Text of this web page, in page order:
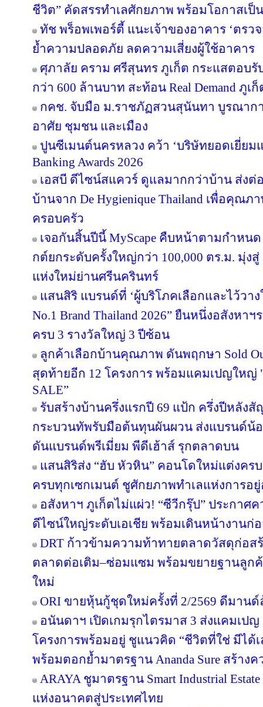
ชีวิต” คัดสรรทำเลศักยภาพ พร้อมโอกาสเป็
ทัช พร็อพเพอร์ตี้ แนะเจ้าของอาคาร ‘ตร
ย้ำความปลอดภัย ลดความเสี่ยงผู้ใช้อาคาร
ศุภาลัย คราม ศรีสุนทร ภูเก็ต กระแสตอบรั
กว่า 600 ล้านบาท สะท้อน Real Demand ภูเ
กคช. จับมือ ม.ราชภัฏสวนสุนันทา บูรณา
อาศัย ชุมชน และเมือง
ปูนซีเมนต์นครหลวง คว้า ‘บริษัทยอดเยี่ยมแ
Banking Awards 2026
เอสบี ดีไซน์สแควร์ ดูแลมากกว่าบ้าน ส่ง
บ้านจาก De Hygienique Thailand เพื่อคุณ
ครอบครัว
เจอกันสิ้นปีนี้ MyScape คืบหน้าตามกำหน
กต์ยกระดับครั้งใหญ่กว่า 100,000 ตร.ม. มุ่งสู่
แห่งใหม่ย่านศรีนครินทร์
แสนสิริ แบรนด์ที่ ‘ผู้บริโภคเลือกและไว้วาง
No.1 Brand Thailand 2026” ยืนหนึ่งอสังหา
ครบ 3 รางวัลใหญ่ 3 ปีซ้อน
ลูกค้าเลือกบ้านคุณภาพ ดันพฤกษา Sold
สุดท้ายอีก 12 โครงการ พร้อมแคมเปญใหญ่
SALE”
รับสร้างบ้านครึ่งแรกปี 69 แป้ก ครึ่งปีหลั
กระบวนทัพรับมือต้นทุนผันผวน ส่งแบรนด์น้
ดันแบรนด์พรีเมี่ยม พีดีเฮ้าส์ รุกตลาดบน
แสนสิริส่ง “ฮับ หัวหิน” คอนโดใหม่แต่งคร
ครบทุกเซกเมนต์ ชูศักยภาพทำเลแห่งการอ
อสังหาฯ ภูเก็ตไม่แผ่ว! “ซีวีกรุ๊ป” ประกาศค
ดีไซน์ใหญ่ระดับเอเชีย พร้อมเดินหน้างานก่อ
DRT ก้าวข้ามความท้าทายตลาดวัสดุก่อสร้
ตลาดต่อเติม–ซ่อมแซม พร้อมขยายฐานลูก
ใหม่
ORI ขายหุ้นกู้ชุดใหม่ครั้งที่ 2/2569 ดีมาน
อนันดาฯ เปิดเกมรุกไตรมาส 3 ส่งแคมเปญ
โครงการพร้อมอยู่ ชูแนวคิด “ชีวิตที่ใช่ มีได้
พร้อมตอกย้ำมาตรฐาน Ananda Sure สร้าง
ARAYA ชูมาตรฐาน Smart Industrial
แห่งอนาคตสู่ประเทศไทย